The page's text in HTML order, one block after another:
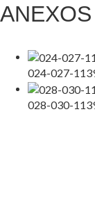
ANEXOS
024-027-
028-030-